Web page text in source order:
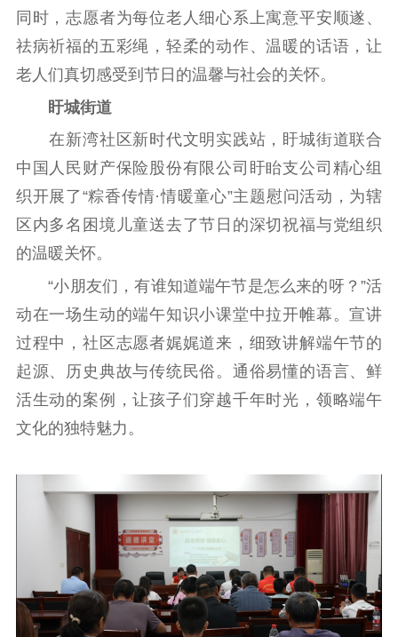
机关党建
党建要闻 学习在线
紫金人才 职称评审
数据资源
公共服务
提升资源库
政务服务
登记服务
科研创新
服务管理平台
智库服务
管理平台
文艺创作
服务管理
文化产业
统计分析
数字出版
审读服务
新闻发布工作备
案管理系统
电影
责任编辑注册
业务申报系统
同时，志愿者为每位老人细心系上寓意平安顺遂、
祛病祈福的五彩绳，轻柔的动作、温暖的话语，让
老人们真切感受到节日的温馨与社会的关怀。
盱城街道
在新湾社区新时代文明实践站，盱城街道联合
中国人民财产保险股份有限公司盱眙支公司精心组
织开展了“粽香传情·情暖童心”主题慰问活动，为辖
区内多名困境儿童送去了节日的深切祝福与党组织
的温暖关怀。
“小朋友们，有谁知道端午节是怎么来的呀？”活
动在一场生动的端午知识小课堂中拉开帷幕。宣讲
过程中，社区志愿者娓娓道来，细致讲解端午节的
起源、历史典故与传统民俗。通俗易懂的语言、鲜
活生动的案例，让孩子们穿越千年时光，领略端午
文化的独特魅力。